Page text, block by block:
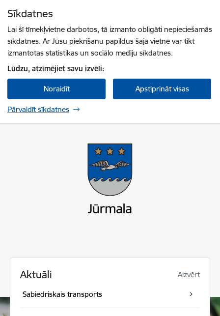
Sīkdatnes
Lai šī tīmekļvietne darbotos, tā izmanto obligāti nepieciešamās
sīkdatnes. Ar Jūsu piekrišanu papildus šajā vietnē var tikt
izmantotas statistikas un sociālo mediju sīkdatnes.
Lūdzu, atzīmējiet savu izvēli:
Noraidīt Apstiprināt visas
Pārvaldīt sīkdatnes
Aktuāli Aizvērt
Sabiedriskais transports